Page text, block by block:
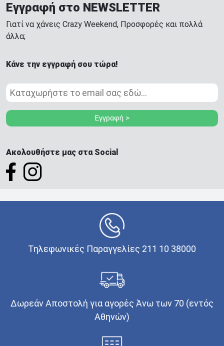
Εγγραφή στο NEWSLETTER
Γιατί να χάνεις Crazy Weekend, Προσφορές και πολλά
άλλα;
Κάνε την εγγραφή σου τώρα!
Εγγραφή >
Ακολουθήστε μας στα Social
Τηλεφωνικές Παραγγελίες 211 10 38000
Δωρεάν Αποστολή για αγορές Άνω των 70 (εντός
Αθηνών)